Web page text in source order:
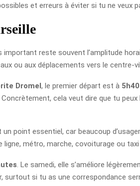
et erreurs à éviter si tu ne veux
important reste souvent l’amplitude
ou aux déplacements vers le centre-
Dromel, le premier départ est à 5h40
. Concrètement, cela veut dire que tu
un point essentiel, car beaucoup
métro, marche, covoiturage ou
. Le samedi, elle s’améliore
surtout si tu as une correspondance